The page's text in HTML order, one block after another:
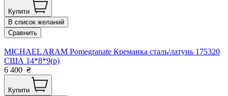
Купити
В список желаний
Сравнить
MICHAEL ARAM Pomegranate Креманка сталь/латунь 175320
США 14*8*9(р)
6 400 ₴
Купити